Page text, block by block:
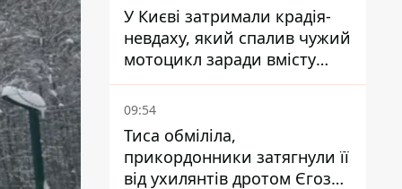
У Києві затримали крадія-
невдаху, який спалив чужий
мотоцикл заради вмісту
багажника
09:54
Тиса обміліла,
прикордонники затягнули її
від ухилянтів дротом Єгоза,